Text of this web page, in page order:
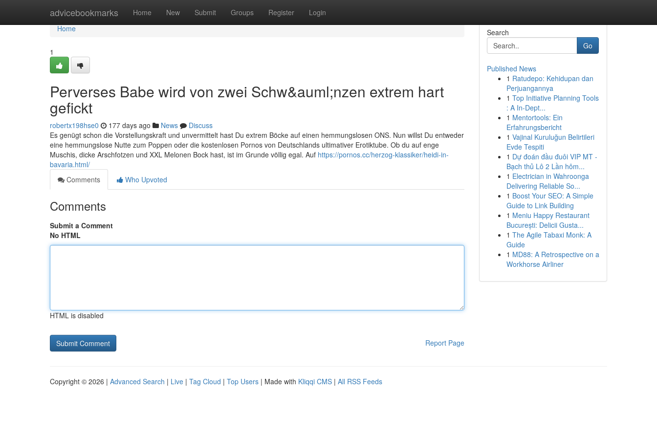
advicebookmarks Home New Submit Groups Register Login
Home
Home
1
Perverses Babe wird von zwei Schw&auml;nzen extrem hart
gefickt
robertx198hse0 177 days ago News
Discuss
Es genügt schon die Vorstellungskraft und unvermittelt hast Du extrem Böcke auf einen hemmungslosen ONS. Nun willst Du entweder
eine hemmungslose Nutte zum Poppen oder die kostenlosen Pornos von Deutschlands ultimativer Erotiktube. Ob du auf enge
Muschis, dicke Arschfotzen und XXL Melonen Bock hast, ist im Grunde völlig egal. Auf https://pornos.cc/herzog-klassiker/heidi-in-
bavaria.html/
Comments
Who Upvoted
Comments
Submit a Comment
No HTML
HTML is disabled
Report Page
Search
Go
Published News
1 Ratudepo: Kehidupan dan
Perjuangannya
1 Top Initiative Planning Tools
: A In-Dept...
1 Mentortools: Ein
Erfahrungsbericht
1 Vajinal Kuruluğun Belirtileri
Evde Tespiti
1 Dự đoán đầu đuôi VIP MT -
Bạch thủ Lô 2 Lần hôm...
1 Electrician in Wahroonga
Delivering Reliable So...
1 Boost Your SEO: A Simple
Guide to Link Building
1 Meniu Happy Restaurant
București: Delicii Gusta...
1 The Agile Tabaxi Monk: A
Guide
1 MD88: A Retrospective on a
Workhorse Airliner
Copyright © 2026 | Advanced Search | Live | Tag Cloud | Top Users | Made with Kliqqi CMS | All RSS Feeds